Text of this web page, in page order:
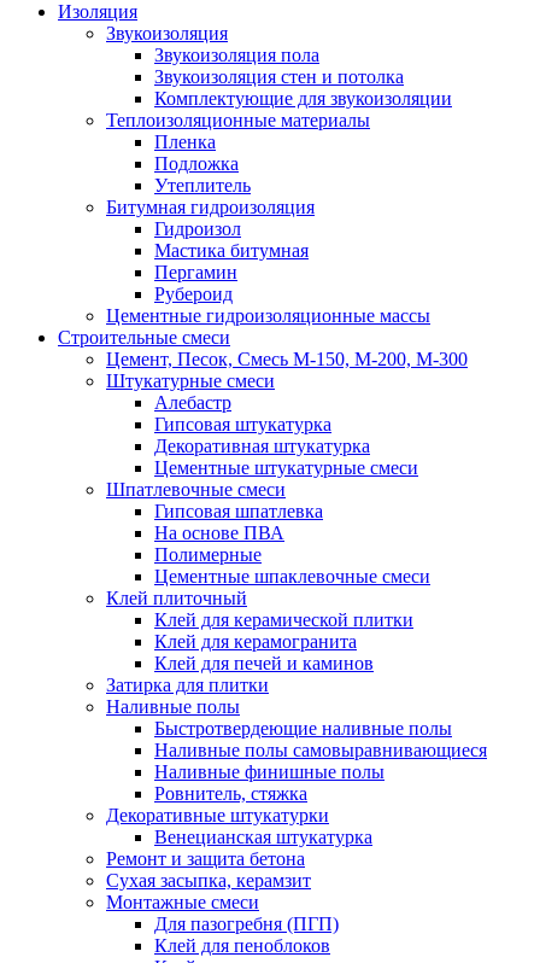
Изоляция
Звукоизоляция
Звукоизоляция пола
Звукоизоляция стен и потолка
Комплектующие для звукоизоляции
Теплоизоляционные материалы
Пленка
Подложка
Утеплитель
Битумная гидроизоляция
Гидроизол
Мастика битумная
Пергамин
Рубероид
Цементные гидроизоляционные массы
Строительные смеси
Цемент, Песок, Смесь М-150, М-200, М-300
Штукатурные смеси
Алебастр
Гипсовая штукатурка
Декоративная штукатурка
Цементные штукатурные смеси
Шпатлевочные смеси
Гипсовая шпатлевка
На основе ПВА
Полимерные
Цементные шпаклевочные смеси
Клей плиточный
Клей для керамической плитки
Клей для керамогранита
Клей для печей и каминов
Затирка для плитки
Наливные полы
Быстротвердеющие наливные полы
Наливные полы самовыравнивающиеся
Наливные финишные полы
Ровнитель, стяжка
Декоративные штукатурки
Венецианская штукатурка
Ремонт и защита бетона
Сухая засыпка, керамзит
Монтажные смеси
Для пазогребня (ПГП)
Клей для пеноблоков